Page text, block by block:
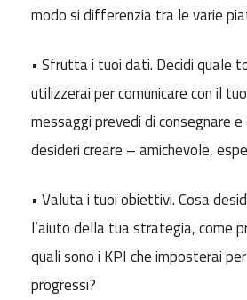
modo si differenzia tra le varie
• Sfrutta i tuoi dati. Decidi quale
utilizzerai per comunicare con il
messaggi prevedi di consegnare
desideri creare – amichevole,
• Valuta i tuoi obiettivi. Cosa
l’aiuto della tua strategia, come
quali sono i KPI che imposterai
progressi?